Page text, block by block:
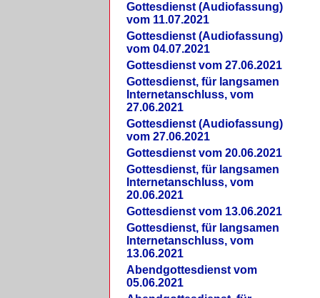
Gottesdienst (Audiofassung)
vom 11.07.2021
Gottesdienst (Audiofassung)
vom 04.07.2021
Gottesdienst vom 27.06.2021
Gottesdienst, für langsamen
Internetanschluss, vom
27.06.2021
Gottesdienst (Audiofassung)
vom 27.06.2021
Gottesdienst vom 20.06.2021
Gottesdienst, für langsamen
Internetanschluss, vom
20.06.2021
Gottesdienst vom 13.06.2021
Gottesdienst, für langsamen
Internetanschluss, vom
13.06.2021
Abendgottesdienst vom
05.06.2021